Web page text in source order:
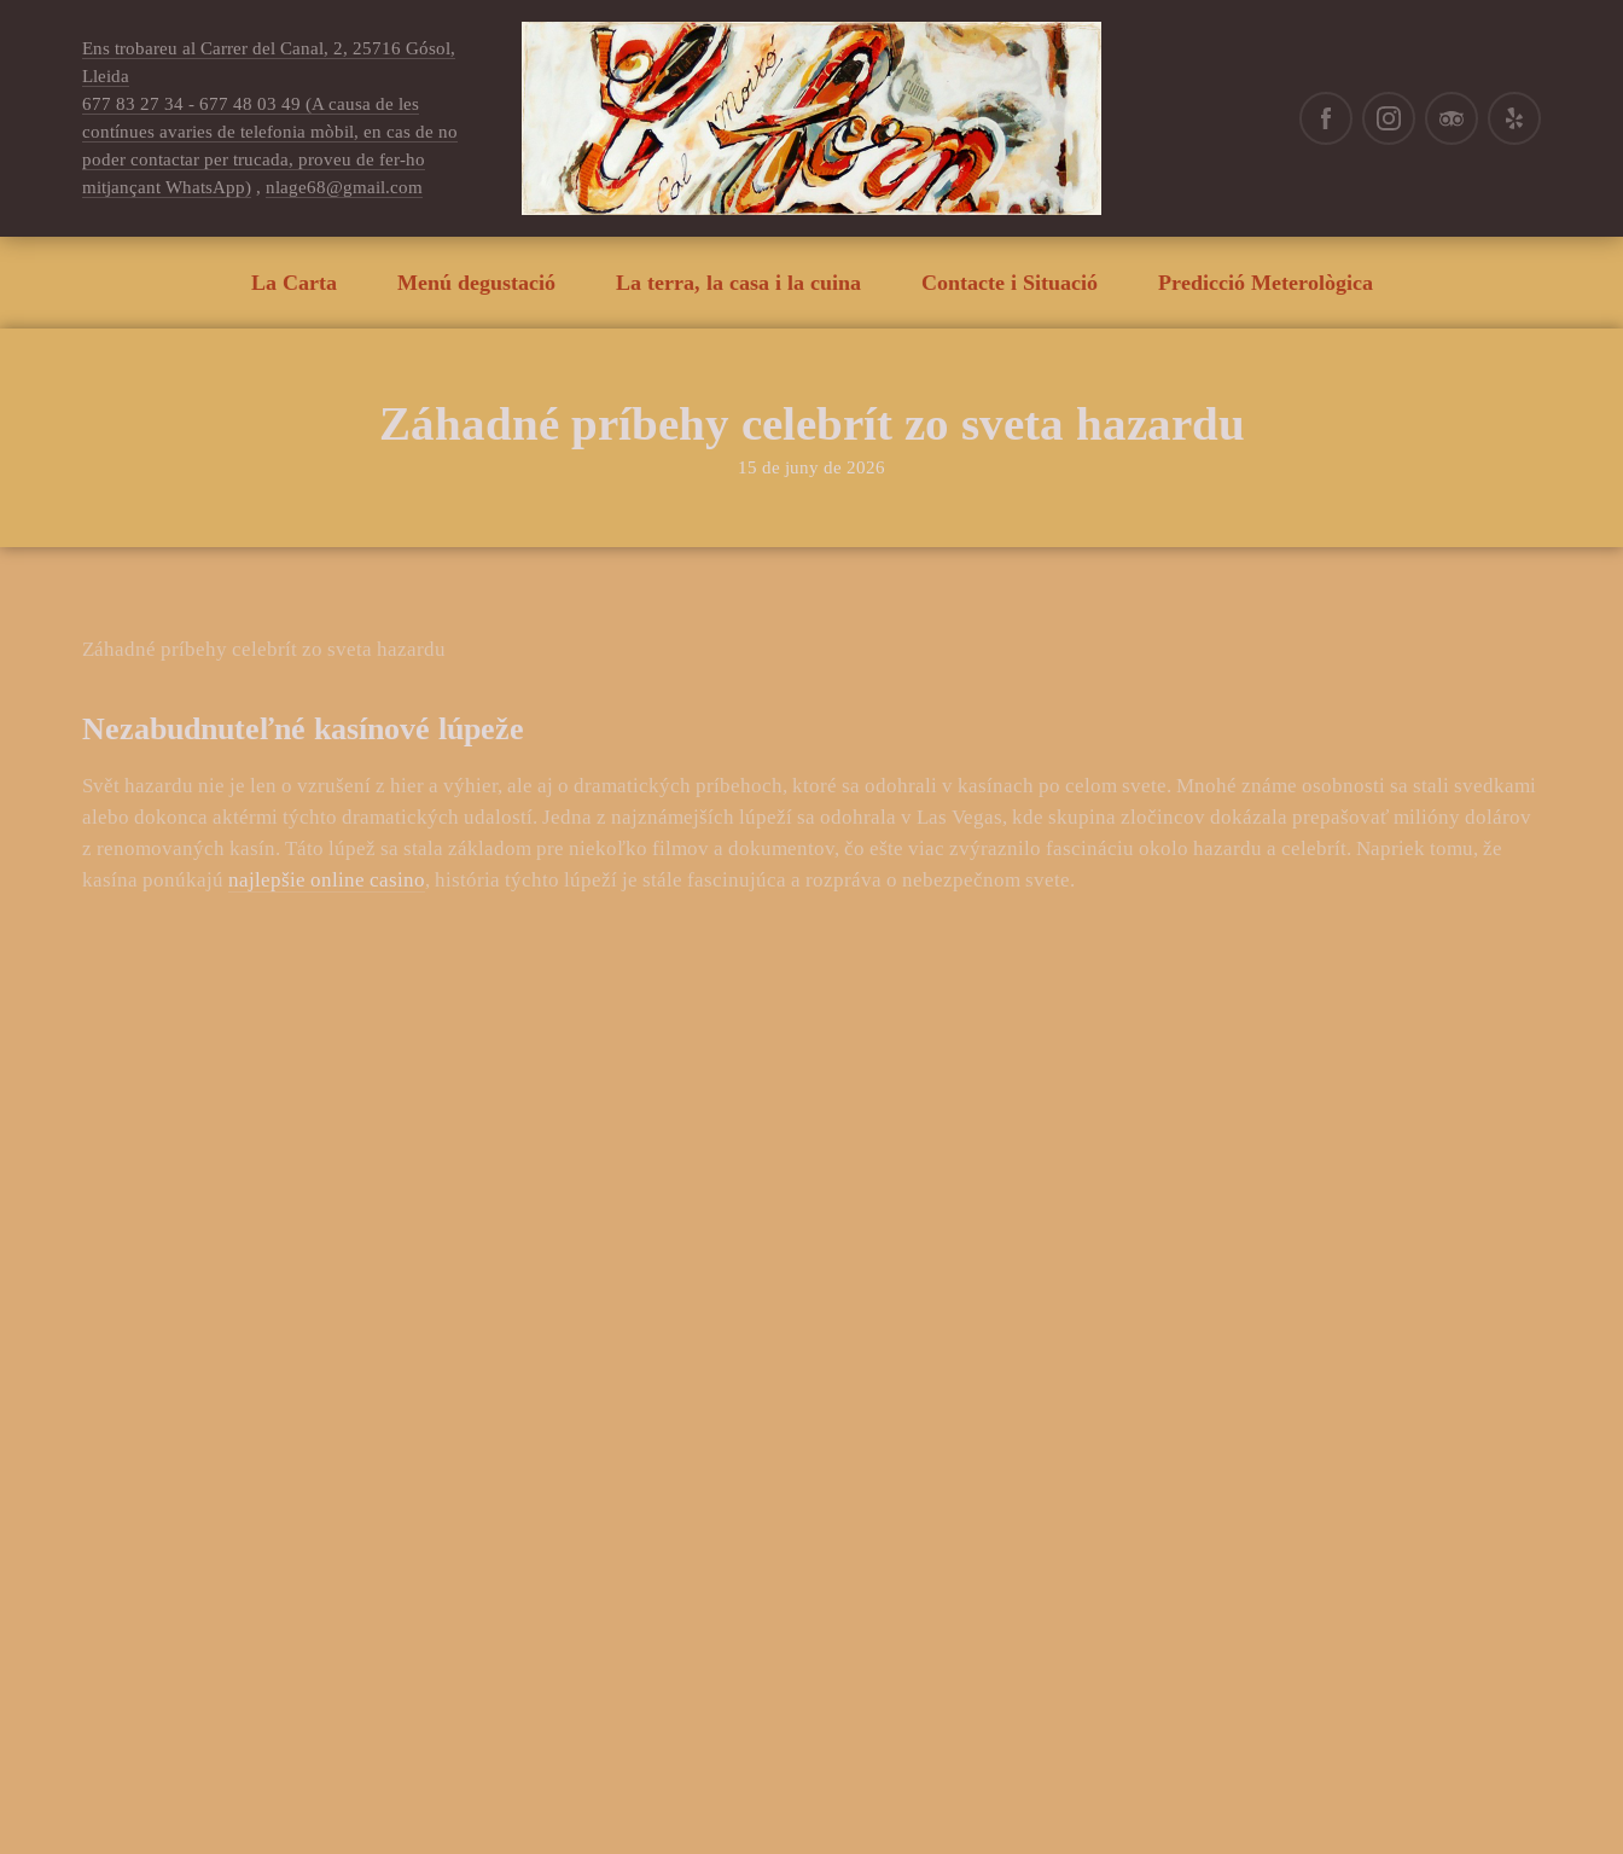
Ens trobareu al Carrer del Canal, 2, 25716 Gósol,
Lleida
677 83 27 34 - 677 48 03 49 (A causa de les
contínues avaries de telefonia mòbil, en cas de no
poder contactar per trucada, proveu de fer-ho
mitjançant WhatsApp) , nlage68@gmail.com
La Carta Menú degustació La terra, la casa i la cuina Contacte i Situació Predicció Meterològica
Záhadné príbehy celebrít zo sveta hazardu
15 de juny de 2026
Záhadné príbehy celebrít zo sveta hazardu
Nezabudnuteľné kasínové lúpeže
Svět hazardu nie je len o vzrušení z hier a výhier, ale aj o dramatických príbehoch, ktoré sa odohrali v kasínach po celom svete. Mnohé známe osobnosti sa stali svedkami
alebo dokonca aktérmi týchto dramatických udalostí. Jedna z najznámejších lúpeží sa odohrala v Las Vegas, kde skupina zločincov dokázala prepašovať milióny dolárov
z renomovaných kasín. Táto lúpež sa stala základom pre niekoľko filmov a dokumentov, čo ešte viac zvýraznilo fascináciu okolo hazardu a celebrít. Napriek tomu, že
kasína ponúkajú najlepšie online casino, história týchto lúpeží je stále fascinujúca a rozpráva o nebezpečnom svete.